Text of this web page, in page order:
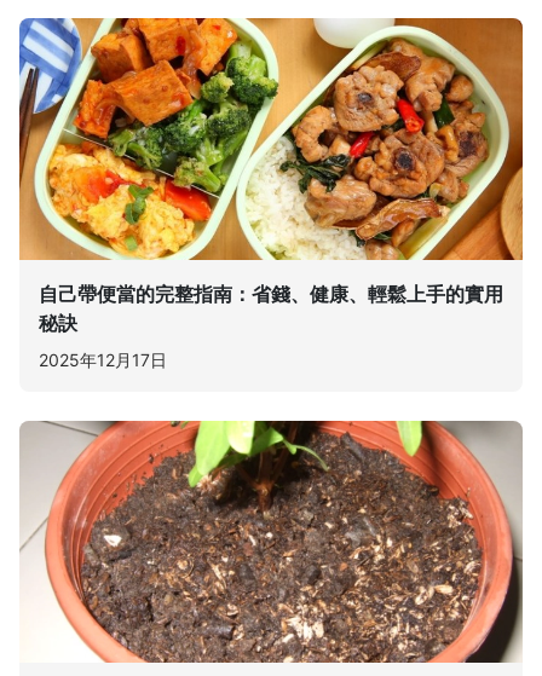
自己帶便當的完整指南：省錢、健康、輕鬆上手的實用
秘訣
2025年12月17日